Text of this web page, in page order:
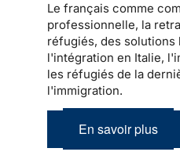
Le français comme
professionnelle, la
réfugiés, des solutions
l'intégration en Italie,
les réfugiés de la
l'immigration.
En savoir plus